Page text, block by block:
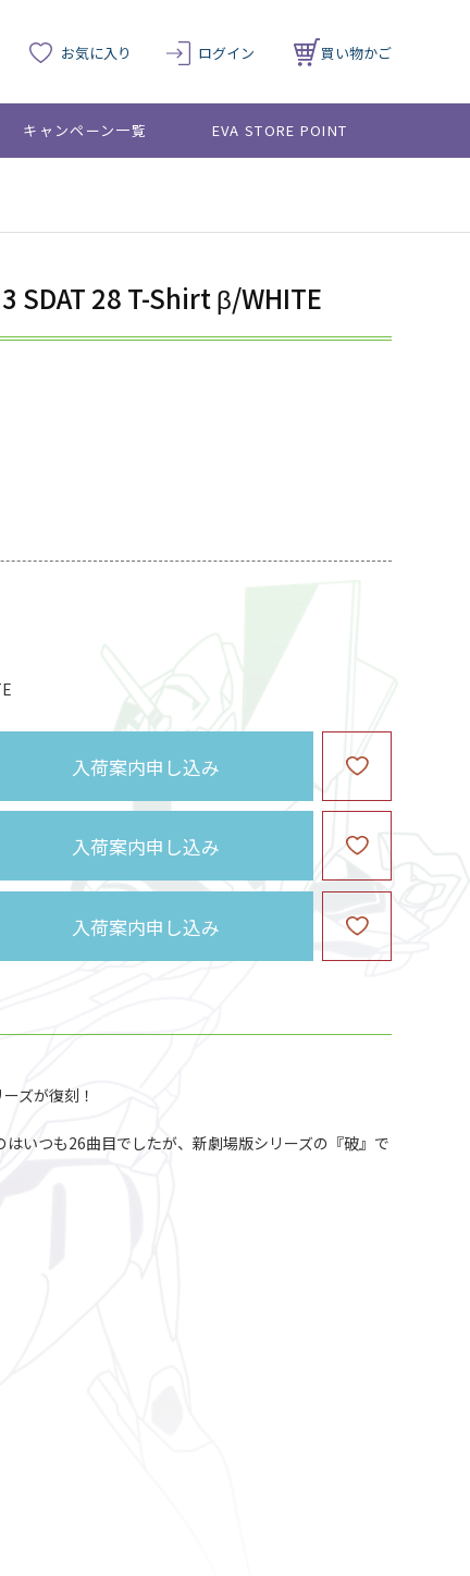
お気に入り ログイン 買い物かご
キャンペーン一覧 EVA STORE POINT
SDAT 28 T-Shirt β/WHITE
入荷案内申し込み
入荷案内申し込み
入荷案内申し込み
ズが復刻！
いつも26曲目でしたが、新劇場版シリーズの『破』で